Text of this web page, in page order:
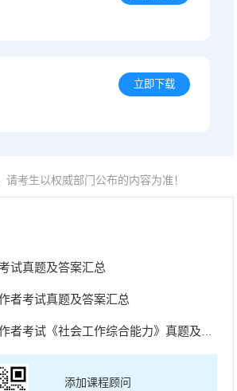
立即下载
考生以权威部门公布的内容为准！
试真题及答案汇总
者考试真题及答案汇总
考试《社会工作综合能力》真题及答案
添加课程顾问